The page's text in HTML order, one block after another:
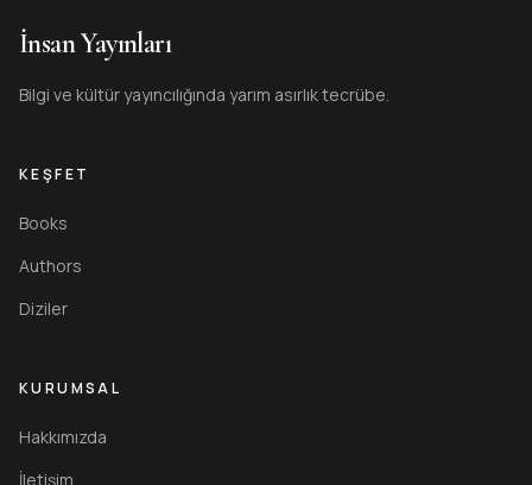
İnsan Yayınları
Bilgi ve kültür yayıncılığında yarım asırlık tecrübe.
KEŞFET
Books
Authors
Diziler
KURUMSAL
Hakkımızda
İletişim